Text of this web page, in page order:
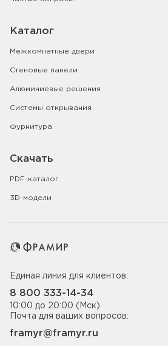
Каталог
Межкомнатные двери
Стеновые панели
Алюминиевые решения
Системы открывания
Фурнитура
Скачать
PDF-каталог
3D-модели
Единая линия для клиентов:
8 800 333-14-34
10:00 до 20:00 (Мск)
Почта для ваших вопросов:
framyr@framyr.ru